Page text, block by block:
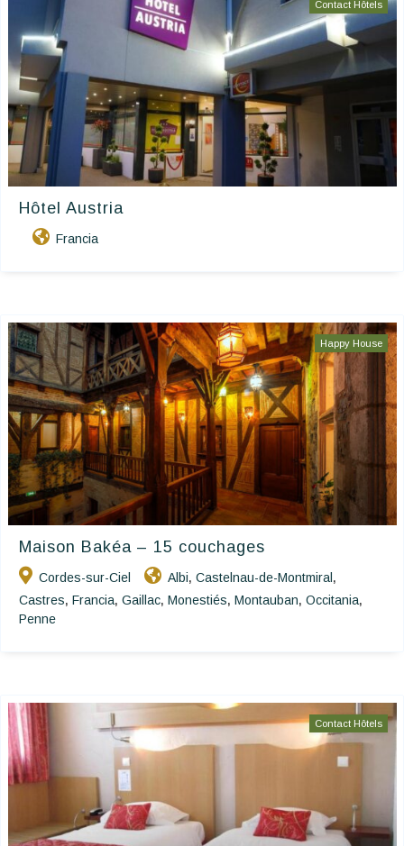
Contact Hôtels
Hôtel Austria
Francia
Happy House
Maison Bakéa – 15 couchages
Cordes-sur-Ciel Albi, Castelnau-de-Montmiral ,
Castres, Francia, Gaillac, Monestiés, Montauban, Occitania,
Penne
Contact Hôtels